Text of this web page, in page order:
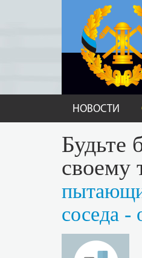
НОВОСТИ
Будьте
своему
соседа -